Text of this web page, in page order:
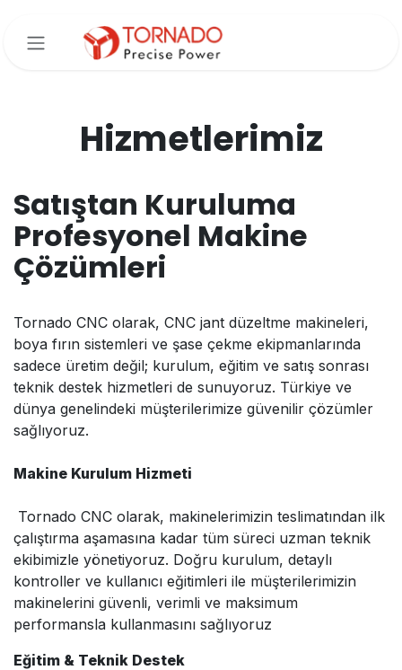
Hizmetlerimiz
Satıştan Kuruluma
Profesyonel Makine
Çözümleri
Tornado CNC olarak, CNC jant düzeltme makineleri,
boya fırın sistemleri ve şase çekme ekipmanlarında
sadece üretim değil; kurulum, eğitim ve satış sonrası
teknik destek hizmetleri de sunuyoruz. Türkiye ve
dünya genelindeki müşterilerimize güvenilir çözümler
sağlıyoruz.
Makine Kurulum Hizmeti
Tornado CNC olarak, makinelerimizin teslimatından ilk
çalıştırma aşamasına kadar tüm süreci uzman teknik
ekibimizle yönetiyoruz. Doğru kurulum, detaylı
kontroller ve kullanıcı eğitimleri ile müşterilerimizin
makinelerini güvenli, verimli ve maksimum
performansla kullanmasını sağlıyoruz
Eğitim & Teknik Destek